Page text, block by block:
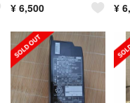
¥ 6,500 ¥